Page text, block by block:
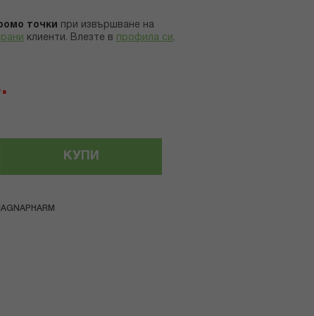
точки
при извършване на
клиенти. Влезте в профила си .
КУПИ